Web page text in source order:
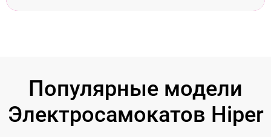
Популярные модели
Электросамокатов Hiper